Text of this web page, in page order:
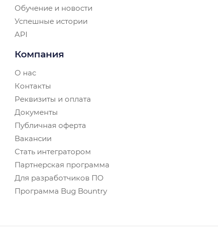
Обучение и новости
Успешные истории
API
Компания
О нас
Контакты
Реквизиты и оплата
Документы
Публичная оферта
Вакансии
Стать интегратором
Партнерская программа
Для разработчиков ПО
Программа Bug Bountry